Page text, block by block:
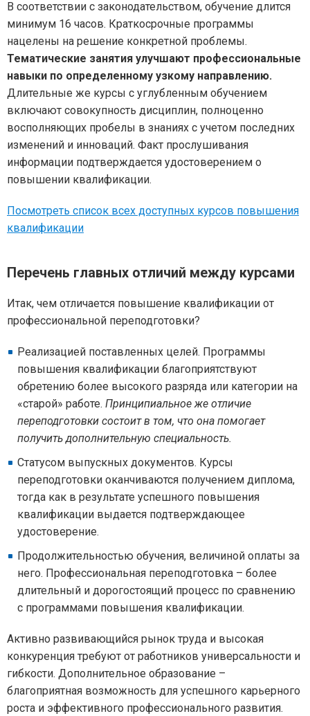
В соответствии с законодательством, обучение длится
минимум 16 часов. Краткосрочные программы
нацелены на решение конкретной проблемы.
Тематические занятия улучшают профессиональные
навыки по определенному узкому направлению.
Длительные же курсы с углубленным обучением
включают совокупность дисциплин, полноценно
восполняющих пробелы в знаниях с учетом последних
изменений и инноваций. Факт прослушивания
информации подтверждается удостоверением о
повышении квалификации.
Посмотреть список всех доступных курсов повышения
квалификации
Перечень главных отличий между курсами
Итак, чем отличается повышение квалификации от
профессиональной переподготовки?
Реализацией поставленных целей. Программы
повышения квалификации благоприятствуют
обретению более высокого разряда или категории на
«старой» работе. Принципиальное же отличие
переподготовки состоит в том, что она помогает
получить дополнительную специальность.
Статусом выпускных документов. Курсы
переподготовки оканчиваются получением диплома,
тогда как в результате успешного повышения
квалификации выдается подтверждающее
удостоверение.
Продолжительностью обучения, величиной оплаты за
него. Профессиональная переподготовка – более
длительный и дорогостоящий процесс по сравнению
с программами повышения квалификации.
Активно развивающийся рынок труда и высокая
конкуренция требуют от работников универсальности и
гибкости. Дополнительное образование –
благоприятная возможность для успешного карьерного
роста и эффективного профессионального развития.